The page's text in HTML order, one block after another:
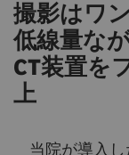
撮影はワ
低線量な
CT装置を
上
当院が導入し